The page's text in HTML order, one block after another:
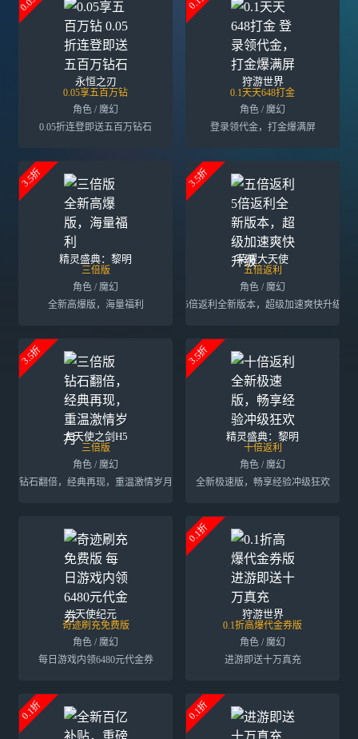
永恒之刃
0.05享五百万钻
角色 / 魔幻
0.05折连登即送五百万钻石
狩游世界
0.1天天648打金
角色 / 魔幻
登录领代金，打金爆满屏
3.5折
精灵盛典：黎明
三倍版
角色 / 魔幻
全新高爆版，海量福利
3.5折
荣耀大天使
五倍返利
角色 / 魔幻
5倍返利全新版本，超级加速爽快升级
3.5折
大天使之剑H5
三倍版
角色 / 魔幻
钻石翻倍，经典再现，重温激情岁月
3.5折
精灵盛典：黎明
十倍返利
角色 / 魔幻
全新极速版，畅享经验冲级狂欢
天使纪元
奇迹刷充免费版
角色 / 魔幻
每日游戏内领6480元代金券
0.1折
狩游世界
0.1折高爆代金券版
角色 / 魔幻
进游即送十万真充
0.1折 0.1折